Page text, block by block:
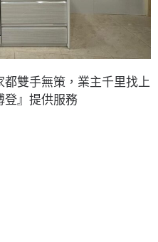
雙手無策，業主千里找上
登』提供服務